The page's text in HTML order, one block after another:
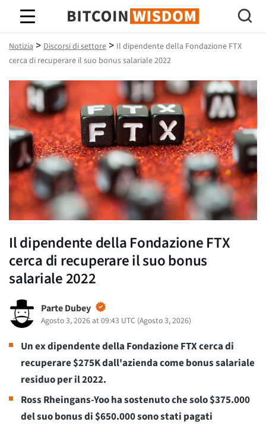
Saggezza Bitcoin
Notizia > Discorsi di settore > Il dipendente della Fondazione FTX
cerca di recuperare il suo bonus salariale 2022
Il dipendente della Fondazione FTX
cerca di recuperare il suo bonus
salariale 2022
Parte Dubey
Agosto 3, 2026 at 09:43 UTC (Agosto 3, 2026)
Un ex dipendente della Fondazione FTX cerca di
recuperare $275K dall'azienda come bonus salariale
residuo per il 2022.
Ross Rheingans-Yoo ha sostenuto che solo $375.000
del suo bonus di $650.000 sono stati pagati